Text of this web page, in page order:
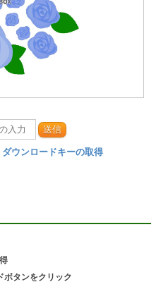
送信
ダウンロードキーの取得
ボタンをクリック